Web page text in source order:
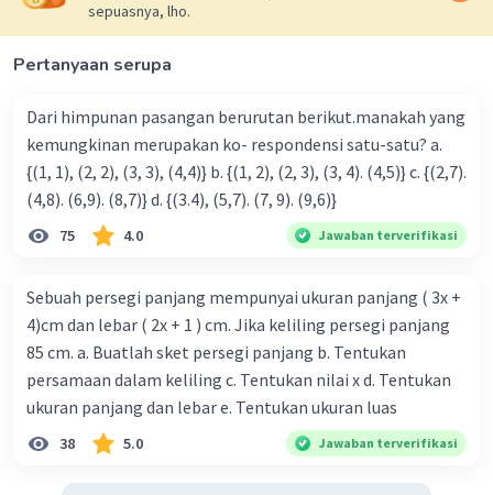
Jadi, urutan pecahan diatas dari yang nilainya terkecil
adalah
Beri Rating 0.0
Iklan
sepuasnya, lho.
Pertanyaan serupa
Dari himpunan pasangan berurutan berikut.manakah yang
kemungkinan merupakan ko- respondensi satu-satu? a.
{(1, 1), (2, 2), (3, 3), (4,4)} b. {(1, 2), (2, 3), (3, 4). (4,5)} c. {(2,7).
(4,8). (6,9). (8,7)} d. {(3.4), (5,7). (7, 9). (9,6)}
75 4.0 Jawaban terverifikasi
Sebuah persegi panjang mempunyai ukuran panjang ( 3x +
4)cm dan lebar ( 2x + 1 ) cm. Jika keliling persegi panjang
85 cm. a. Buatlah sket persegi panjang b. Tentukan
persamaan dalam keliling c. Tentukan nilai x d. Tentukan
ukuran panjang dan lebar e. Tentukan ukuran luas
38 5.0 Jawaban terverifikasi